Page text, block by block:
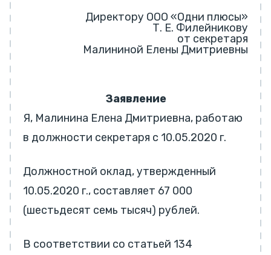
Директору ООО «Одни плюсы»
Т. Е. Филейникову
от секретаря
Малининой Елены Дмитриевны
Заявление
Я, Малинина Елена Дмитриевна, работаю
в должности секретаря с 10.05.2020 г.
Должностной оклад, утвержденный
10.05.2020 г., составляет 67 000
(шестьдесят семь тысяч) рублей.
В соответствии со статьей 134